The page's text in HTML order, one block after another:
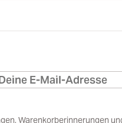
Warenkorberinnerungen